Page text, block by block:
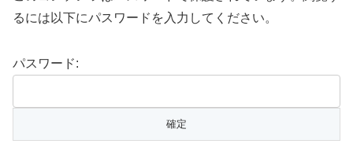
るには以下にパスワードを入力してください。
パスワード: